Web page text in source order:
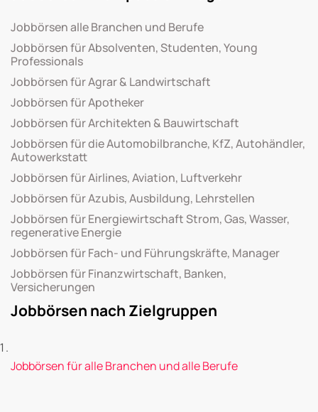
Jobbörsen alle Branchen und Berufe
Jobbörsen für Absolventen, Studenten, Young
Professionals
Jobbörsen für Agrar & Landwirtschaft
Jobbörsen für Apotheker
Jobbörsen für Architekten & Bauwirtschaft
Jobbörsen für die Automobilbranche, KfZ, Autohändler,
Autowerkstatt
Jobbörsen für Airlines, Aviation, Luftverkehr
Jobbörsen für Azubis, Ausbildung, Lehrstellen
Jobbörsen für Energiewirtschaft Strom, Gas, Wasser,
regenerative Energie
Jobbörsen für Fach- und Führungskräfte, Manager
Jobbörsen für Finanzwirtschaft, Banken,
Versicherungen
Jobbörsen nach Zielgruppen
Jobbörsen für alle Branchen und alle Berufe